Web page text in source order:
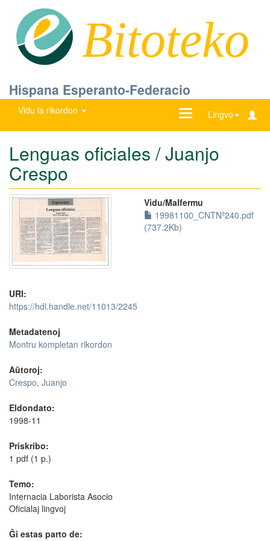
Bitoteko
Hispana Esperanto-Federacio
Vidu la rikordon Lingvo
Ŝanĝu
Lenguas oficiales / Juanjo
Crespo
Vidu/Malfermu
19981100_CNTNº240.pdf
(737.2Kb)
URI:
https://hdl.handle.net/11013/2245
Metadatenoj
Montru kompletan rikordon
Aŭtoroj:
Crespo, Juanjo
Eldondato:
1998-11
Priskribo:
1 pdf (1 p.)
Temo:
Internacia Laborista Asocio
Oficialaj lingvoj
Ĝi estas parto de: